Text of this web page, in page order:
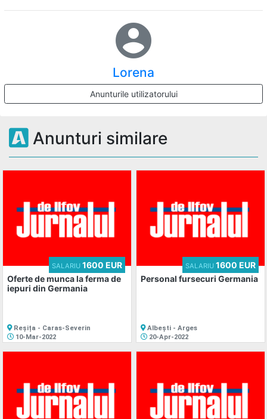
account_circle
Lorena
Anunturile utilizatorului
Anunturi similare
Oferte de munca la ferma de
iepuri din Germania
SALARIU1600 EUR
Reșița - Caras-Severin
10-Mar-2022
Personal fursecuri Germania
SALARIU1600 EUR
Albești - Arges
20-Apr-2022